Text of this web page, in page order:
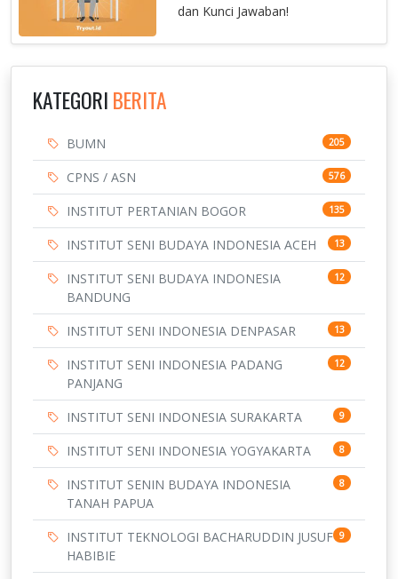
dan Kunci Jawaban!
KATEGORI BERITA
BUMN 205
CPNS / ASN 576
INSTITUT PERTANIAN BOGOR 135
INSTITUT SENI BUDAYA INDONESIA ACEH 13
INSTITUT SENI BUDAYA INDONESIA
BANDUNG
12
INSTITUT SENI INDONESIA DENPASAR 13
INSTITUT SENI INDONESIA PADANG
PANJANG
12
INSTITUT SENI INDONESIA SURAKARTA 9
INSTITUT SENI INDONESIA YOGYAKARTA 8
INSTITUT SENIN BUDAYA INDONESIA
TANAH PAPUA
8
INSTITUT TEKNOLOGI BACHARUDDIN JUSUF
HABIBIE
9